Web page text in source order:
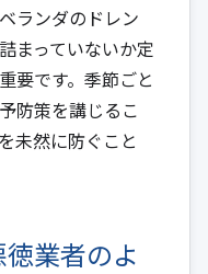
ランダのドレン
まっていないか定
要です。季節ごと
防策を講じるこ
未然に防ぐこと
業者のよ